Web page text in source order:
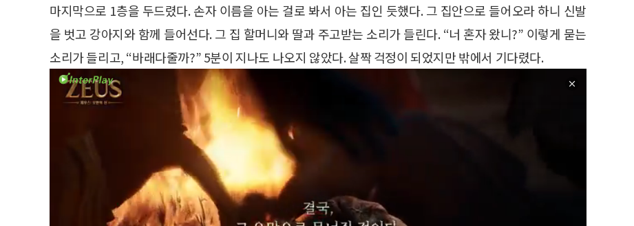
마지막으로 1층을 두드렸다. 손자 이름을 아는 걸로 봐서 아는 집인 듯했다. 그 집안으로 들어오라 하니 신발
을 벗고 강아지와 함께 들어선다. 그 집 할머니와 딸과 주고받는 소리가 들린다. “너 혼자 왔니?” 이렇게 묻는
소리가 들리고, “바래다줄까?” 5분이 지나도 나오지 않았다. 살짝 걱정이 되었지만 밖에서 기다렸다.